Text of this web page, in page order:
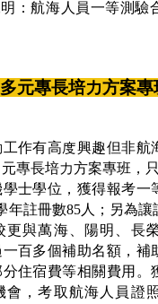
明：航海人員一等測驗
元專長培力方案專
作有高度興趣但非航
專長培力方案專班，
士學位，獲得報考一
年註冊數85人；另為
更與萬海、陽明、長
百多個補助名額，補
住宿費等相關費用。
會，考取航海人員證